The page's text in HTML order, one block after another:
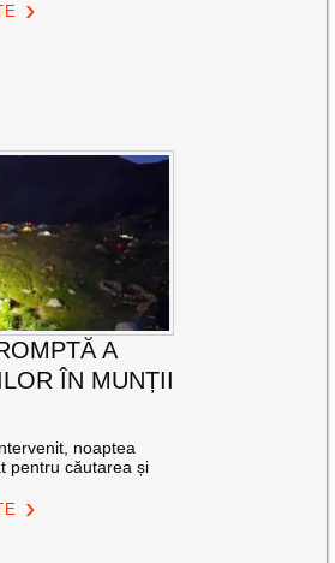
A
ÎN MUNȚII
noaptea
pentru căutarea și